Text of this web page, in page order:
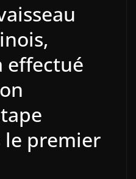
effectué
le premier